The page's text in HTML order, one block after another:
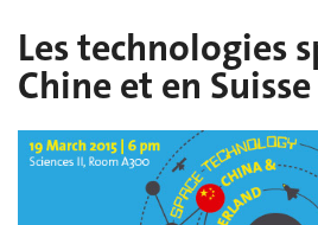
Les technologies
Chine et en Suisse